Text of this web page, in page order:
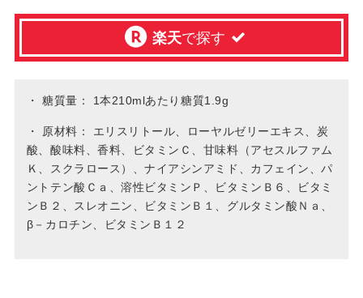
楽天で探す
・ 糖質量： 1本210mlあたり糖質1.9g
・
原材料： エリスリトール、ローヤルゼリーエキス、炭
酸、酸味料、香料、ビタミンＣ、甘味料（アセスルファム
Ｋ、スクラロース）、ナイアシンアミド、カフェイン、パ
ントテン酸Ｃａ、溶性ビタミンＰ、ビタミンＢ６、ビタミ
ンＢ２、スレオニン、ビタミンＢ１、グルタミン酸Ｎａ、
β－カロチン、ビタミンＢ１２